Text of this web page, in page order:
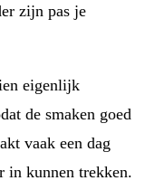
zijn pas je
eigenlijk
de smaken goed
vaak een dag
in kunnen trekken.